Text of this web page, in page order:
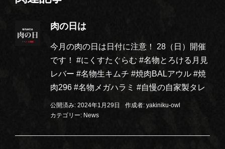
肉の日は
今月の肉の日は日付に注意！ 28（日）開催
です！ #にくすたぐらむ #名物とろける月見
レバー #名物生キムチ #焼肉BALアウル #焼
肉296 #名物メガハラミ #自慢の自家製タレ
公開済み: 2024年1月29日 作成者: yakiniku-owl
カテゴリー: News